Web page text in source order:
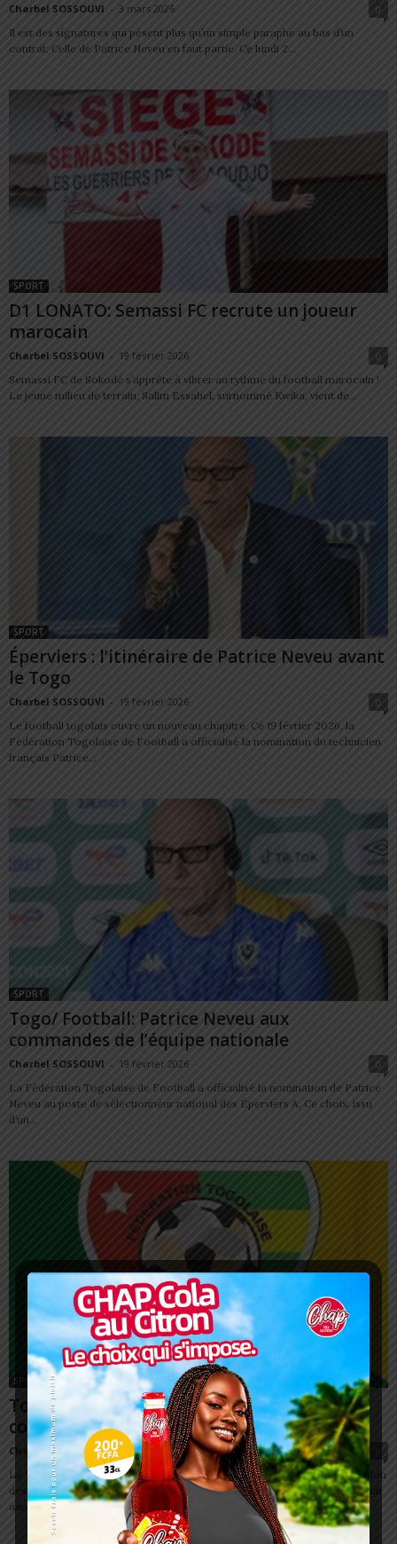
Charbel SOSSOUVI - 3 mars 2026
0
Il est des signatures qui pèsent plus qu’un simple paraphe au bas d’un
contrat. Celle de Patrice Neveu en faut partie. Ce lundi 2...
SPORT
D1 LONATO: Semassi FC recrute un joueur
marocain
Charbel SOSSOUVI - 19 février 2026
0
Semassi FC de Sokodé s’apprête à vibrer au rythme du football marocain !
Le jeune milieu de terrain, Salim Essahel, surnommé Kwika, vient de...
SPORT
Éperviers : l’itinéraire de Patrice Neveu avant
le Togo
Charbel SOSSOUVI - 19 février 2026
0
Le football togolais ouvre un nouveau chapitre. Ce 19 février 2026, la
Fédération Togolaise de Football a officialisé la nomination du technicien
français Patrice...
SPORT
Togo/ Football: Patrice Neveu aux
commandes de l’équipe nationale
Charbel SOSSOUVI - 19 février 2026
0
La Fédération Togolaise de Football a officialisé la nomination de Patrice
Neveu au poste de sélectionneur national des Éperviers A. Ce choix, issu
d’un...
SPORT
Togo/Eperviers: le nouveau sélectionneur
connu dans les prochains jours
Charbel SOSSOUVI - 17 février 2026
Le Togo s’apprête à tourner une page de son histoire footballistique. Selon
des informations relayées par le journaliste Romain Molina, le pays devrait
annoncer...